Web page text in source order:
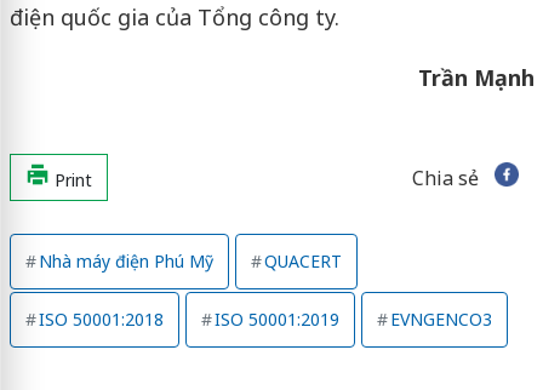
điện quốc gia của Tổng công ty.
Trần Mạnh
Print Chia sẻ
Nhà máy điện Phú Mỹ QUACERT
ISO 50001:2018 ISO 50001:2019 EVNGENCO3